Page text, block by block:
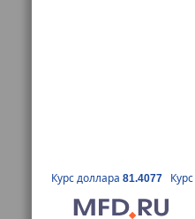
Курс доллара 81.4077